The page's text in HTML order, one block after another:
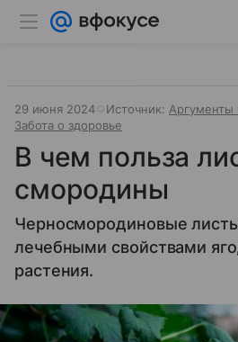
29 июня 2024 Источник: Аргументы
Забота о здоровье
В чем польза
смородины
Черносмородиновые
лечебными свойствами
растения.